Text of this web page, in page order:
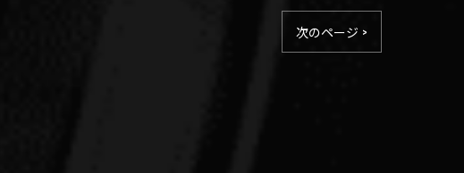
次のページ >